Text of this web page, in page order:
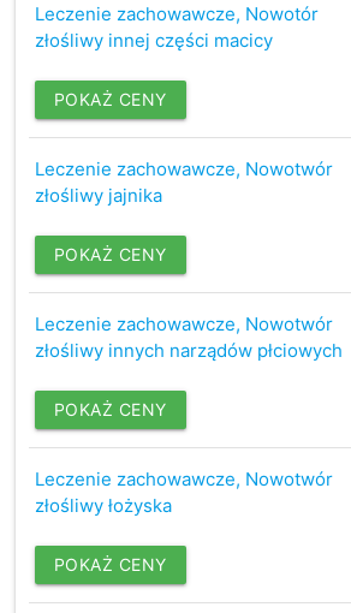
Leczenie zachowawcze, Nowotór
złośliwy innej części macicy
POKAŻ CENY
Leczenie zachowawcze, Nowotwór
złośliwy jajnika
POKAŻ CENY
Leczenie zachowawcze, Nowotwór
złośliwy innych narządów płciowych
POKAŻ CENY
Leczenie zachowawcze, Nowotwór
złośliwy łożyska
POKAŻ CENY